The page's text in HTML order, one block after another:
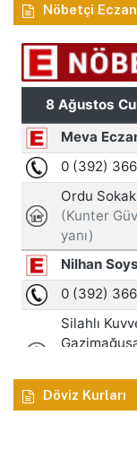
Nöbetçi
Döviz Kurları